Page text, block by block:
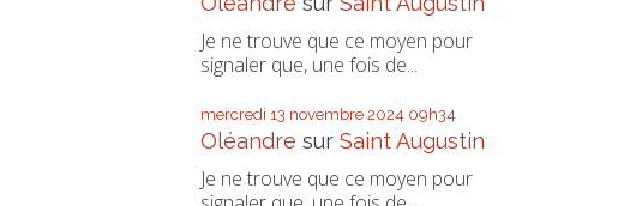
Je ne trouve que ce moyen pour
signaler que, une fois de...
mercredi 13 novembre 2024 09h34
Oléandre sur Saint Augustin
Je ne trouve que ce moyen pour